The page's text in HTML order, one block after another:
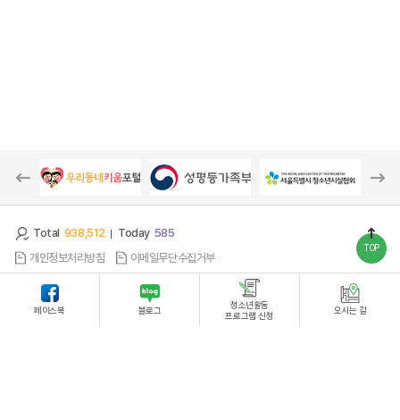
페이스북 블로그
청소년활동
프로그램 신청
오시는 길
TOP
잠실청소년센터
(05561)서울시 송파구 올림픽로 8길 22 (잠실동 194-7)
개인정보처리방침 이메일무단수집거부
Total 938,512 Today 585